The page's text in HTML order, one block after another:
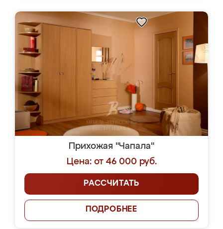
Прихожая "Чапала"
Цена: от 46 000 руб.
РАССЧИТАТЬ
ПОДРОБНЕЕ